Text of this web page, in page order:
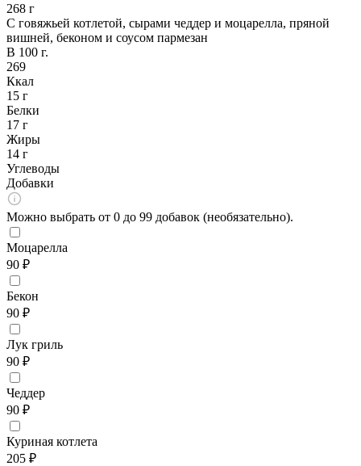
268 г
С говяжьей котлетой, сырами чеддер и моцарелла, пряной
вишней, беконом и соусом пармезан
В 100 г.
269
Ккал
15 г
Белки
17 г
Жиры
14 г
Углеводы
Добавки
Можно выбрать от 0 до 99 добавок (необязательно).
Моцарелла
90 ₽
Бекон
90 ₽
Лук гриль
90 ₽
Чеддер
90 ₽
Куриная котлета
205 ₽